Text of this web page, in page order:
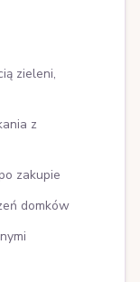
zieleni,
z
zakupie
domków